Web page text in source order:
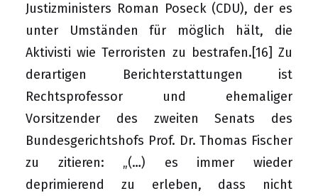
Justizministers Roman Poseck (CDU), der es
unter Umständen für möglich hält, die
Aktivisti wie Terroristen zu bestrafen.[16] Zu
derartigen Berichterstattungen ist
Rechtsprofessor und ehemaliger
Vorsitzender des zweiten Senats des
Bundesgerichtshofs Prof. Dr. Thomas Fischer
zu zitieren: „(…) es immer wieder
deprimierend zu erleben, dass nicht